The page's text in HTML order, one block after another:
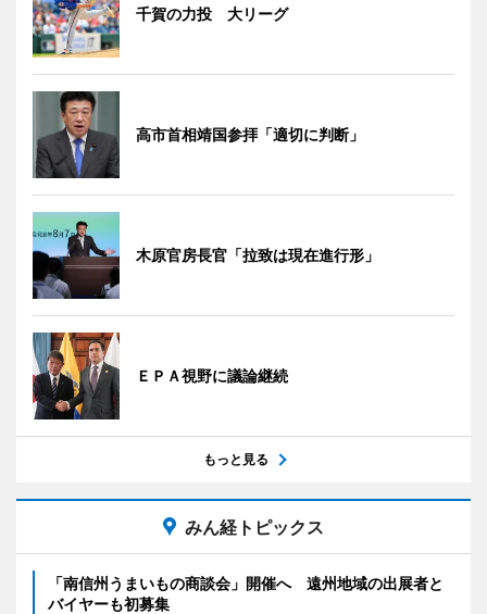
千賀の力投 大リーグ
高市首相靖国参拝「適切に判断」
木原官房長官「拉致は現在進行形」
ＥＰＡ視野に議論継続
もっと見る
みん経トピックス
「南信州うまいもの商談会」開催へ 遠州地域の出展者と
バイヤーも初募集